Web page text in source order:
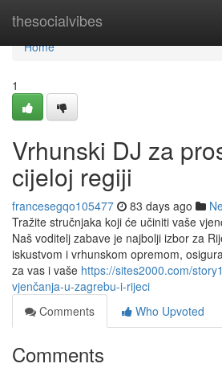
thesocialvibes
Home
Home
1
Vrhunski DJ za
cijeloj regiji
francesegqo105477 83 days ago
Tražite stručnjaka koji će učiniti vaše
Naš voditelj zabave je najbolji izbor za
iskustvom i vrhunskom opremom,
za vas i vaše https://sites2000.com/
vjenčanja-u-zagrebu-i-rijeci
Comments
Who Upvoted
Comments